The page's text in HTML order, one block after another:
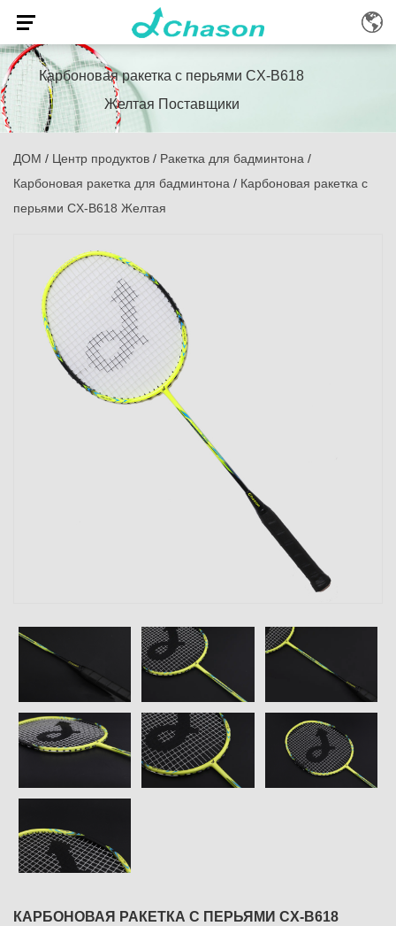
Карбоновая ракетка с перьями CX-B618
Желтая Поставщики
ДОМ / Центр продуктов / Ракетка для бадминтона /
Карбоновая ракетка для бадминтона / Карбоновая ракетка с
перьями CX-B618 Желтая
КАРБОНОВАЯ РАКЕТКА С ПЕРЬЯМИ CX-B618